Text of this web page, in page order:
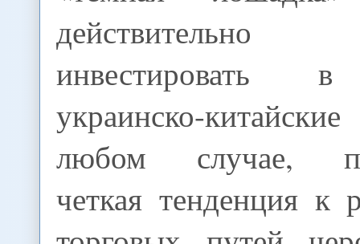
инвестировать в
украинско-
любом случае,
четкая тенденция к